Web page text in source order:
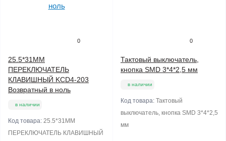
0
25.5*31ММ
ПЕРЕКЛЮЧАТЕЛЬ
КЛАВИШНЫЙ KCD4-203
Возвратный в ноль
в наличии
Код товара: 25.5*31ММ
ПЕРЕКЛЮЧАТЕЛЬ КЛАВИШНЫЙ
0
Тактовый выключатель,
кнопка SMD 3*4*2,5 мм
в наличии
Код товара: Тактовый
выключатель, кнопка SMD 3*4*2,5
мм